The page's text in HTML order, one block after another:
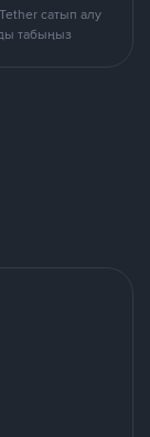
сатып алу
табыңыз